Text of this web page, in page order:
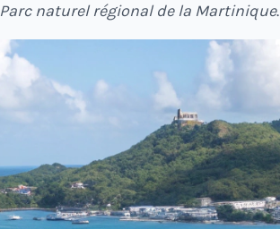
Parc naturel régional de la Martinique.